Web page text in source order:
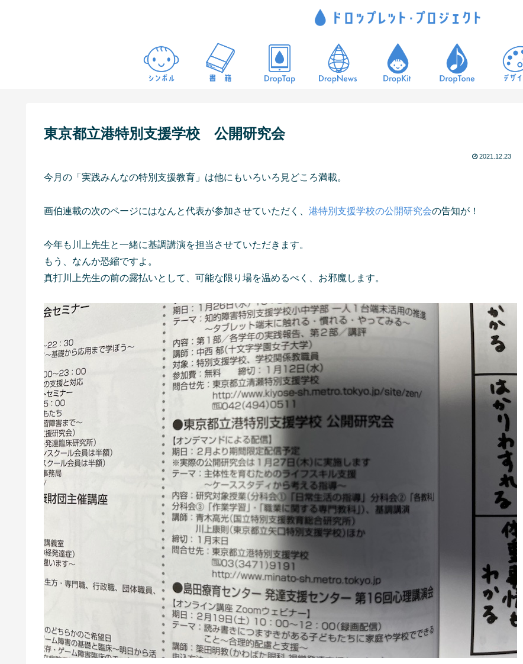
東京都立港特別支援学校 公開研究会
2021.12.23
今月の「実践みんなの特別支援教育」は他にもいろいろ見どころ満載。
画伯連載の次のページにはなんと代表が参加させていただく、 港特別支援学校の公開研究会の告知が！
今年も川上先生と一緒に基調講演を担当させていただきます。
もう、なんか恐縮ですよ。
真打川上先生の前の露払いとして、可能な限り場を温めるべく、お邪魔します。